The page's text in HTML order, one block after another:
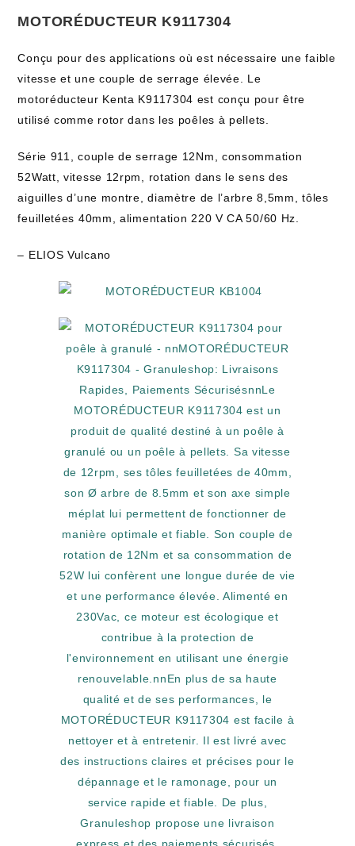
MOTORÉDUCTEUR K9117304
Conçu pour des applications où est nécessaire une faible
vitesse et une couple de serrage élevée. Le
motoréducteur Kenta K9117304 est conçu pour être
utilisé comme rotor dans les poêles à pellets.
Série 911, couple de serrage 12Nm, consommation
52Watt, vitesse 12rpm, rotation dans le sens des
aiguilles d’une montre, diamètre de l’arbre 8,5mm, tôles
feuilletées 40mm, alimentation 220 V CA 50/60 Hz.
– ELIOS Vulcano